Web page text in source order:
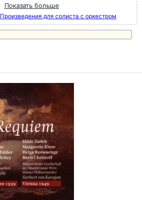
Показать больше
Произведения для солиста с оркестром